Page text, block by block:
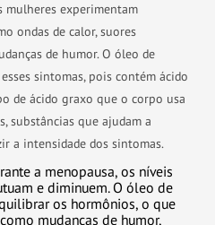
mulheres experimentam
ondas de calor, suores
de humor. O óleo de
sintomas, pois contém ácido
de ácido graxo que o corpo usa
substâncias que ajudam a
a intensidade dos sintomas.
a menopausa, os níveis
e diminuem. O óleo de
os hormônios, o que
mudanças de humor,